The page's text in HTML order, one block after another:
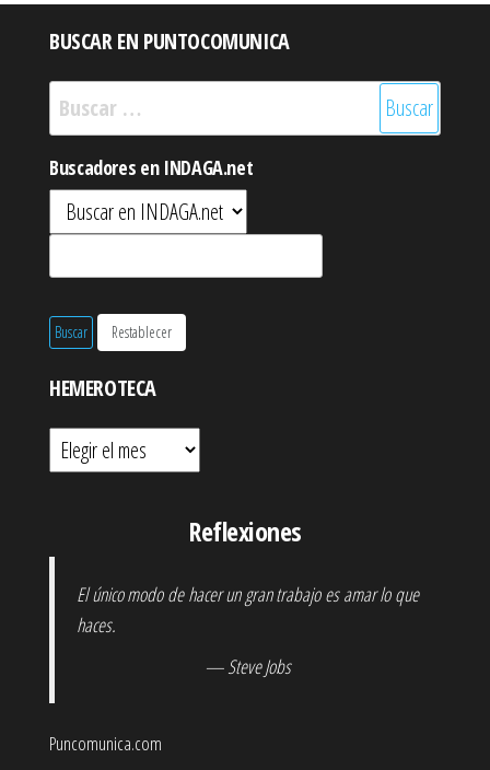
BUSCAR EN PUNTOCOMUNICA
Buscar:
Buscadores en INDAGA.net
HEMEROTECA
Hemeroteca
Reflexiones
El único modo de hacer un gran trabajo es amar lo que
haces.
— Steve Jobs
Puncomunica.com